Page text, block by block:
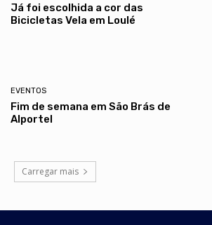
Já foi escolhida a cor das
Bicicletas Vela em Loulé
EVENTOS
Fim de semana em São Brás de
Alportel
Carregar mais